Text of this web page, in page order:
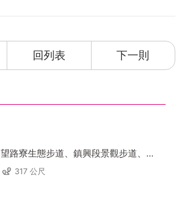
回列表 下一則
望路寮生態步道、鎮興段景觀步道、過
嶺支渠步道
317 公尺